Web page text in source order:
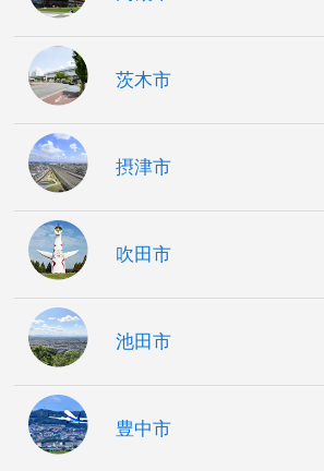
茨木市
摂津市
吹田市
池田市
豊中市